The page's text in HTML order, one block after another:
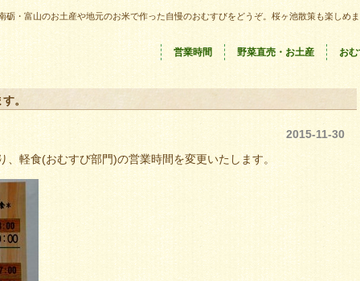
砺・富山のお土産や地元のお米で作った自慢のおむすびをどうぞ。桜ヶ池散策も楽しめ
営業時間 野菜直売・お土産 お
。
2015-11-30
軽食(おむすび部門)の営業時間を変更いたします。